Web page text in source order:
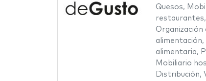
Quesos,
restaurantes,
Organización
alimentación,
alimentaria,
Mobiliario
Distribución,